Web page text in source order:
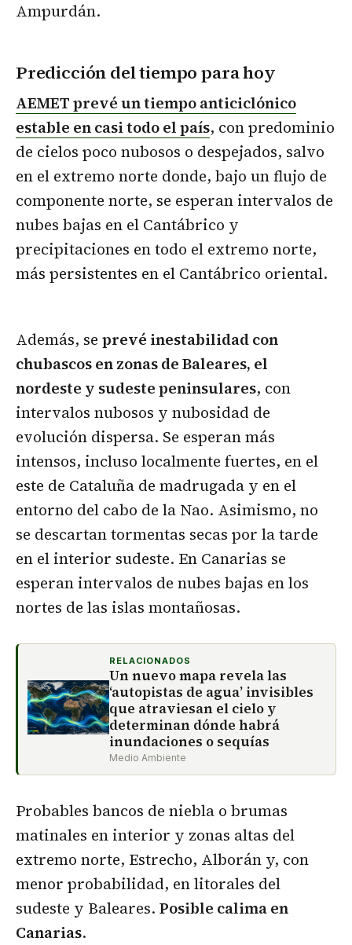
Ampurdán.
Predicción del tiempo para hoy
AEMET prevé un tiempo anticiclónico
estable en casi todo el país, con predominio
de cielos poco nubosos o despejados, salvo
en el extremo norte donde, bajo un flujo de
componente norte, se esperan intervalos de
nubes bajas en el Cantábrico y
precipitaciones en todo el extremo norte,
más persistentes en el Cantábrico oriental.
Además, se prevé inestabilidad con
chubascos en zonas de Baleares, el
nordeste y sudeste peninsulares, con
intervalos nubosos y nubosidad de
evolución dispersa. Se esperan más
intensos, incluso localmente fuertes, en el
este de Cataluña de madrugada y en el
entorno del cabo de la Nao. Asimismo, no
se descartan tormentas secas por la tarde
en el interior sudeste. En Canarias se
esperan intervalos de nubes bajas en los
nortes de las islas montañosas.
RELACIONADOS
Un nuevo mapa revela las
‘autopistas de agua’ invisibles
que atraviesan el cielo y
determinan dónde habrá
inundaciones o sequías
Medio Ambiente
Probables bancos de niebla o brumas
matinales en interior y zonas altas del
extremo norte, Estrecho, Alborán y, con
menor probabilidad, en litorales del
sudeste y Baleares. Posible calima en
Canarias.